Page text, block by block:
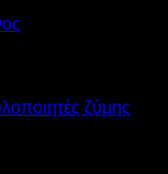
ζύμης